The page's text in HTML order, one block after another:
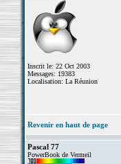
Inscrit le: 22 Oct 2003
Messages: 19383
Localisation: La Réunion
Revenir en haut de page
Pascal 77
PowerBook de Vermeil